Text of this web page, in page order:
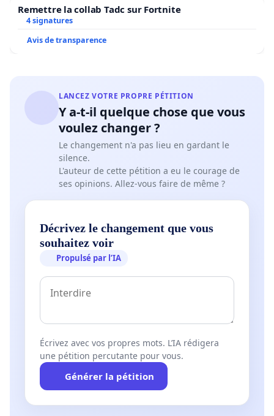
Remettre la collab Tadc sur Fortnite
4 signatures
Avis de transparence
LANCEZ VOTRE PROPRE PÉTITION
Y a-t-il quelque chose que vous
voulez changer ?
Le changement n'a pas lieu en gardant le
silence.
L'auteur de cette pétition a eu le courage de
ses opinions. Allez-vous faire de même ?
Décrivez le changement que vous
souhaitez voir
Propulsé par l’IA
Écrivez avec vos propres mots. L’IA rédigera
une pétition percutante pour vous.
Générer la pétition